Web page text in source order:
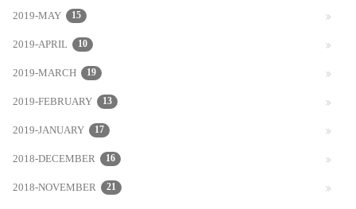
2019-MAY 15
2019-APRIL 10
2019-MARCH 19
2019-FEBRUARY 13
2019-JANUARY 17
2018-DECEMBER 16
2018-NOVEMBER 21